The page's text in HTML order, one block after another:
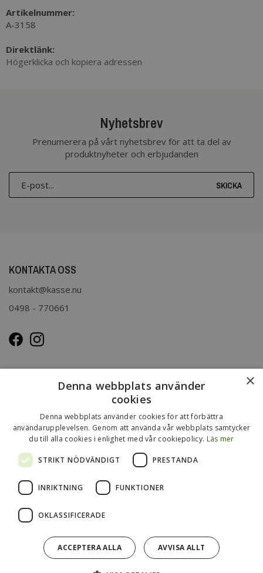
Artikelnummer:
A-3158
Direktlänk:
Högerklicka och kopiera adressen
Nyhetsbrev
Prenumerera på vårt nyhetsbrev för att ta del av
produktnyheter och erbjudanden
SKICKA
KONTAKTA OSS
kontakt@kasse.nu
0498 - 770661
Kasse.nu drivs och ägs av Immenco AB i Visby, Gotland.
Immenco AB har sedan 1979 bedrivit grossistförsäljning av
förpackningar, presentartiklar, vykort m.m. Mer om vårt
övriga sortiment finns
påwww.gotlandsgrossisten.seoch
×
Denna webbplats använder
cookies
Denna webbplats använder cookies för att förbättra
användarupplevelsen. Genom att använda vår webbplats samtycker
du till alla cookies i enlighet med vår cookiepolicy. Läs mer
STRIKT NÖDVÄNDIGT PRESTANDA
INRIKTNING FUNKTIONER
OKLASSIFICERADE
ACCEPTERA ALLA AVVISA ALLT